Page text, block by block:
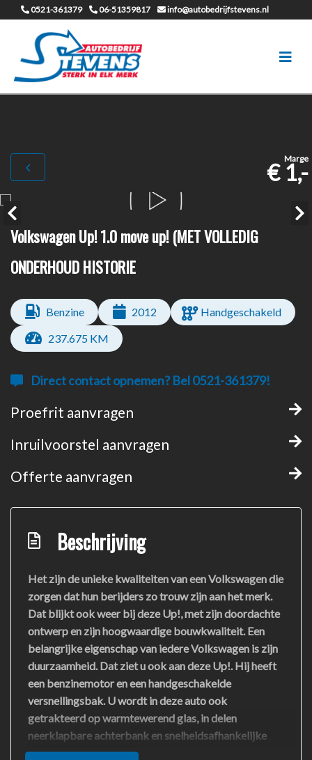
0521-361379 06-51359817 info@autobedrijfstevens.nl
Marge
€ 1,-
Volkswagen Up! 1.0 move up! (MET VOLLEDIG
ONDERHOUD HISTORIE
Benzine 2012
Handgeschakeld
237.675 KM
Direct contact opnemen? Bel 0521-361379!
Proefrit aanvragen
Inruilvoorstel aanvragen
Offerte aanvragen
Beschrijving
Het zijn de unieke kwaliteiten van een Volkswagen die
zorgen dat hun berijders zo trouw zijn aan het merk.
Dat blijkt ook weer bij deze Up!, met zijn doordachte
ontwerp en zijn hoogwaardige bouwkwaliteit. Een
belangrijke eigenschap van iedere Volkswagen is zijn
duurzaamheid. Dat ziet u ook aan deze Up!. Hij heeft
een benzinemotor en een handgeschakelde
versnellingsbak. U wordt in deze auto ook
getrakteerd op warmtewerend glas, in delen
neerklapbare achterbank en snelheidsafhankelijke
stuurbekrachtiging.